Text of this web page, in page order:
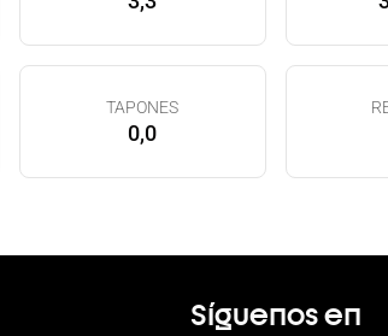
TAPONES
0,0
Síguenos en